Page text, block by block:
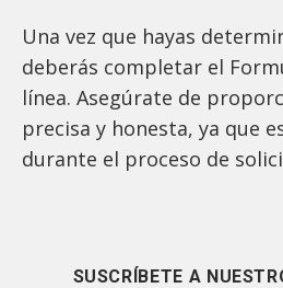
Una vez que hayas
deberás completar el
línea. Asegúrate de
precisa y honesta, ya que
durante el proceso de
SUSCRÍBETE A